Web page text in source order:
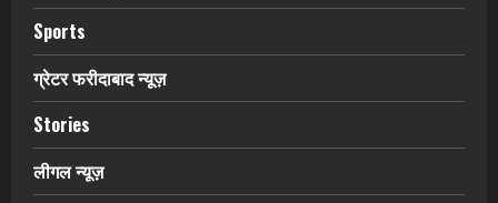
Sports
ग्रेटर फरीदाबाद न्यूज़
Stories
लीगल न्यूज़